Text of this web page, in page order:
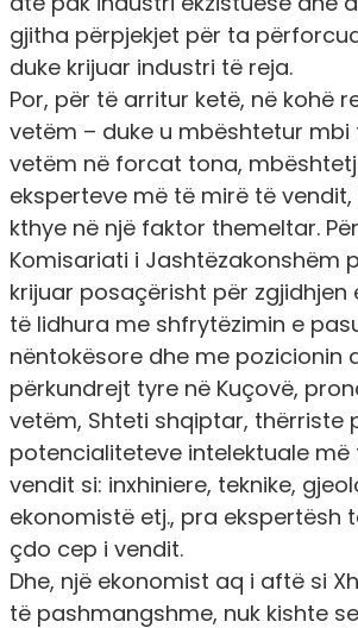
gjitha përpjekjet për ta
duke krijuar industri të reja.
Por, për të arritur ketë, në kohë
vetëm – duke u mbështetur mbi
vetëm në forcat tona,
eksperteve më të mirë të
kthye në një faktor themeltar.
Komisariati i Jashtëzakonshëm
krijuar posaçërisht për zgjidhjen
të lidhura me shfrytëzimin e
nëntokësore dhe me pozicionin
përkundrejt tyre në Kuçovë,
vetëm, Shteti shqiptar, thërriste
potencialiteteve intelektuale
vendit si: inxhiniere, teknike,
ekonomistë etj., pra ekspertësh
çdo cep i vendit.
Dhe, një ekonomist aq i aftë si
të pashmangshme, nuk kishte